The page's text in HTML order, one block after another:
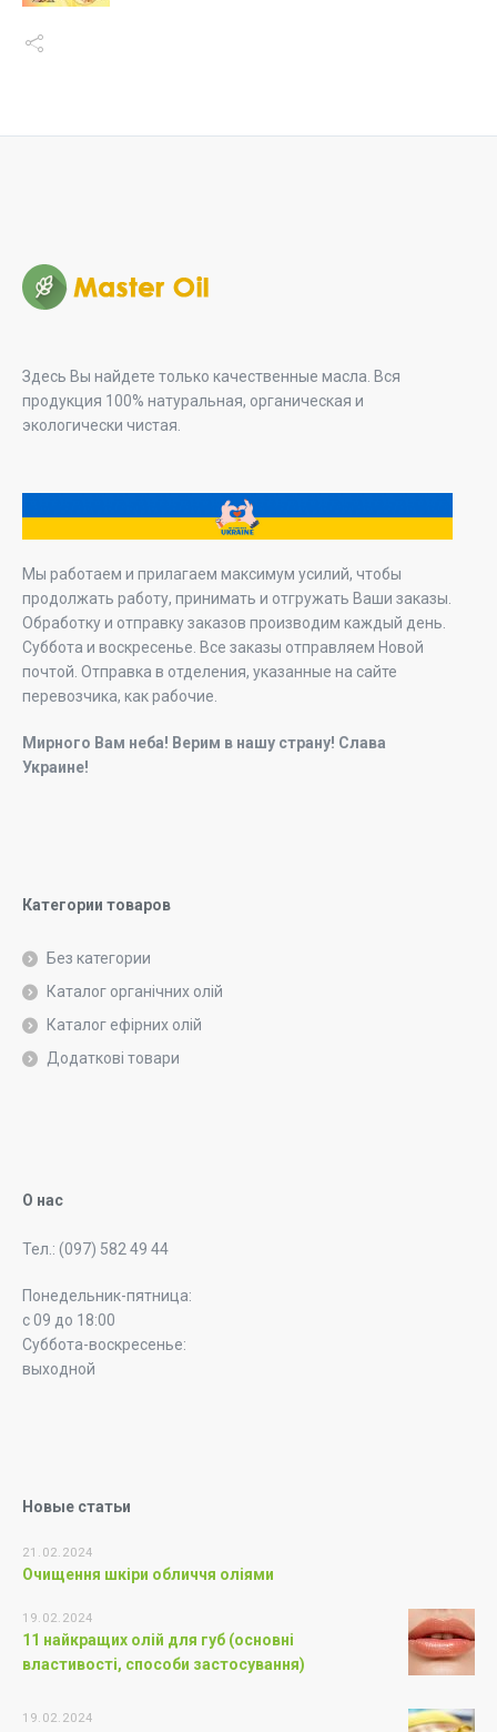
Здесь Вы найдете только качественные масла. Вся
продукция 100% натуральная, органическая и
экологически чистая.
Мы работаем и прилагаем максимум усилий, чтобы
продолжать работу, принимать и отгружать Ваши заказы.
Обработку и отправку заказов производим каждый день.
Суббота и воскресенье. Все заказы отправляем Новой
почтой. Отправка в отделения, указанные на сайте
перевозчика, как рабочие.
Мирного Вам неба! Верим в нашу страну! Слава
Украине!
Категории товаров
Без категории
Каталог органічних олій
Каталог ефірних олій
Додаткові товари
О нас
Тел.: (097) 582 49 44
Понедельник-пятница:
с 09 до 18:00
Суббота-воскресенье:
выходной
Новые статьи
21.02.2024
Очищення шкіри обличчя оліями
19.02.2024
11 найкращих олій для губ (основні
властивості, способи застосування)
19.02.2024